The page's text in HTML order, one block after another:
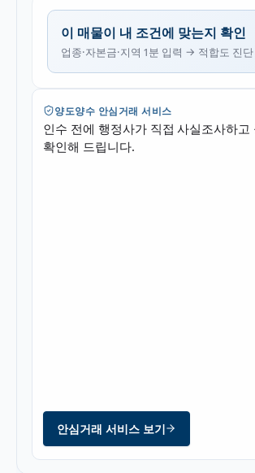
이 매물이 내 조건에 맞는지 확인
업종·자본금·지역 1분 입력 → 적합도 진단
양도양수 안심거래 서비스
인수 전에 행정사가 직접 사실조사하고
확인해 드립니다.
안심거래 서비스 보기